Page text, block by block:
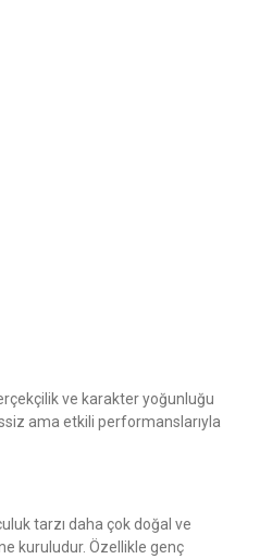
ve karakter yoğunluğu
ama etkili performanslarıyla
tarzı daha çok doğal ve
kuruludur. Özellikle genç